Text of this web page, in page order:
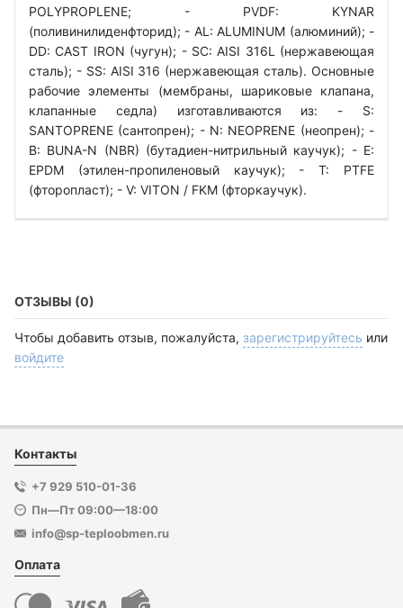
POLYPROPLENE; - PVDF: KYNAR
(поливинилиденфторид); - AL: ALUMINUM (алюминий); -
DD: CAST IRON (чугун); - SC: АІSI 316L (нержавеющая
сталь); - SS: АІSI 316 (нержавеющая сталь). Основные
рабочие элементы (мембраны, шариковые клапана,
клапанные седла) изготавливаются из: - S:
SANTOPRENE (сантопрен); - N: NEOPRENE (неопрен); -
B: BUNA-N (NBR) (бутадиен-нитрильный каучук); - E:
EPDM (этилен-пропиленовый каучук); - T: PTFE
(фторопласт); - V: VITON / FKM (фторкаучук).
ОТЗЫВЫ (0)
Чтобы добавить отзыв, пожалуйста, зарегистрируйтесь или
войдите
Контакты
+7 929 510-01-36
Пн—Пт 09:00—18:00
info@sp-teploobmen.ru
Оплата